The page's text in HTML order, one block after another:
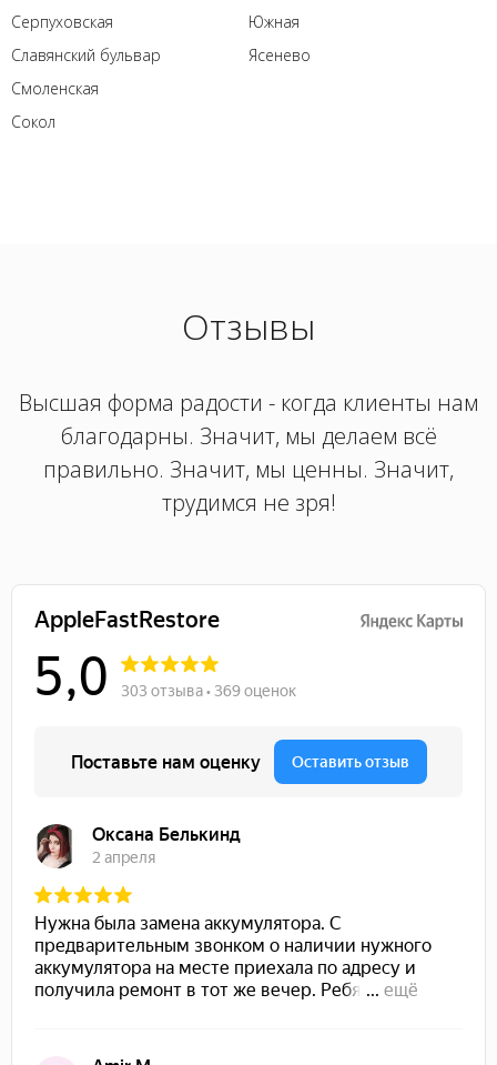
Серпуховская
Славянский бульвар
Смоленская
Сокол
Южная
Ясенево
Отзывы
Высшая форма радости - когда клиенты нам
благодарны. Значит, мы делаем всё
правильно. Значит, мы ценны. Значит,
трудимся не зря!